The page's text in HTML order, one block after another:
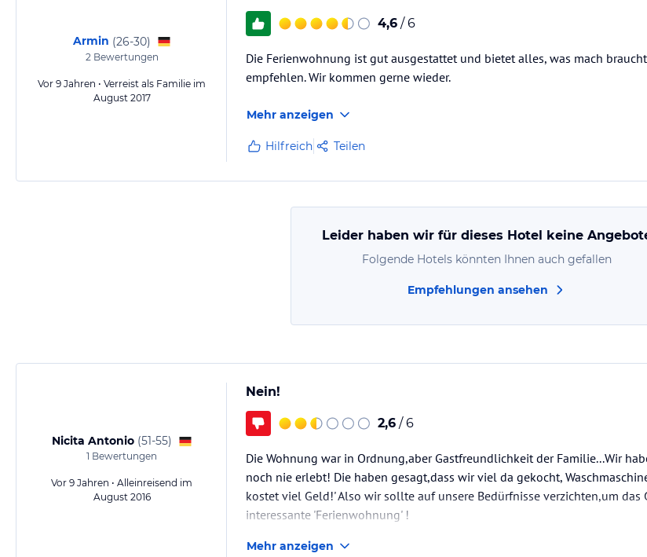
Armin (26-30)
2Bewertungen
Vor 9 Jahren • Verreist als Familie im
August 2017
4,6 / 6
Die Ferienwohnung ist gut ausgestattet und bietet alles, was mach
empfehlen. Wir kommen gerne wieder.
Mehr anzeigen
Hilfreich Teilen
Leider haben wir für dieses Hotel keine
Folgende Hotels könnten Ihnen auch gefallen
Empfehlungen ansehen
Nicita Antonio (51-55)
1 Bewertungen
Vor 9 Jahren • Alleinreisend im
August 2016
Nein!
2,6 / 6
Die Wohnung war in Ordnung,aber Gastfreundlichkeit der Familie...Wir
noch nie erlebt! Die haben gesagt,dass wir viel da gekocht,
kostet viel Geld!' Also wir sollte auf unsere Bedürfnisse verzichten,um das
interessante 'Ferienwohnung' !
Mehr anzeigen